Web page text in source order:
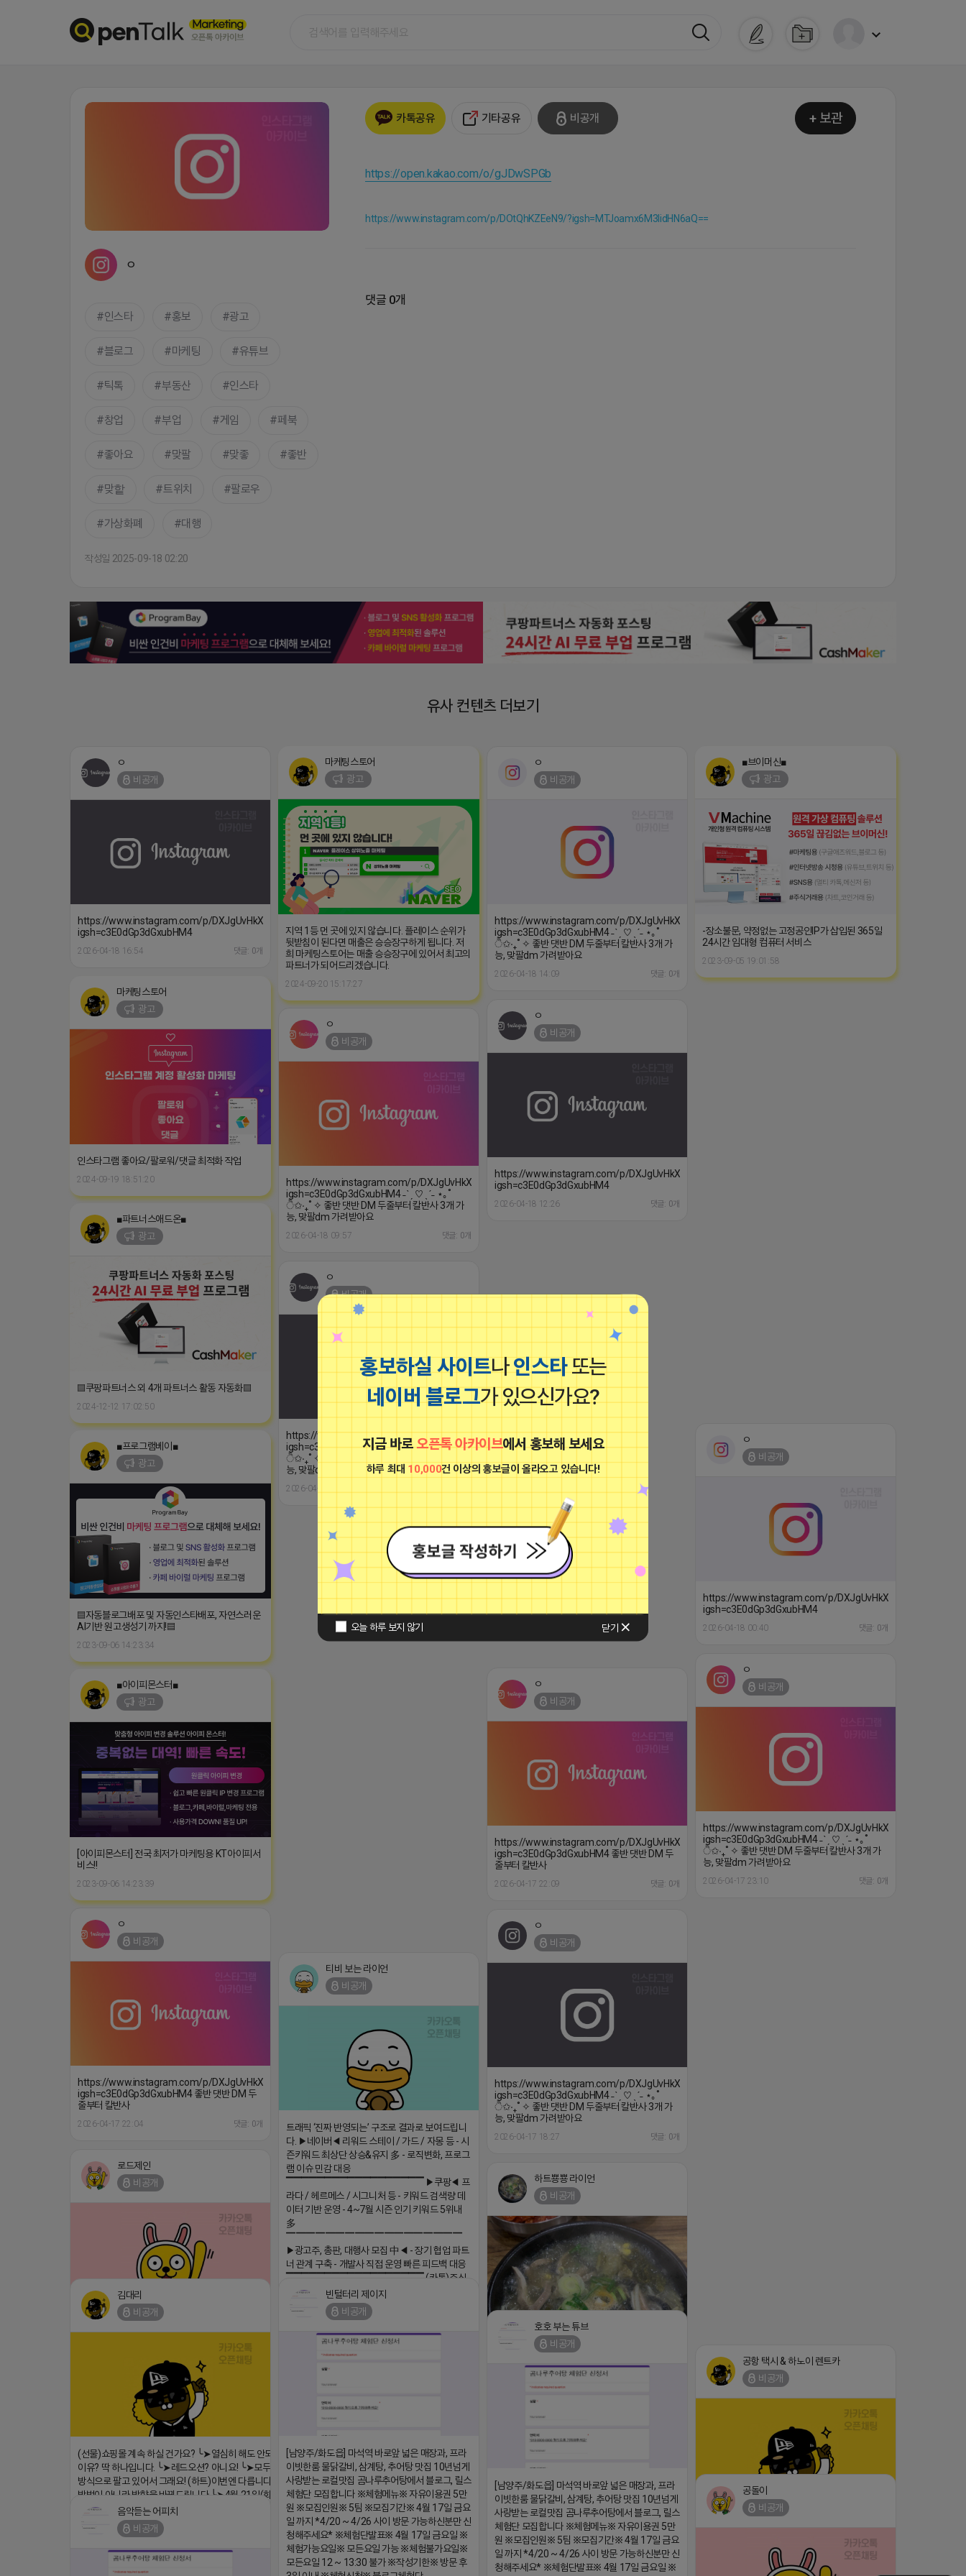
홍보하실 사이트나인스타또는
네이버 블로그가 있으신가요?
지금 바로오픈톡 아카이브에서 홍보해 보세요
하루 최대 10,000건 이상의 홍보글이 올라오고 있습니다!
오늘 하루 보지 않기 닫기
ㅇ
인스타 홍보 광고
블로그 마케팅 유튜브
틱톡 부동산 인스타
창업 부업 게임 페북
좋아요 맞팔 맞좋 좋반
맞핱 트위치 팔로우
가상화폐 대행
작성일 2025-09-18 02:20
카톡공유 기타공유 비공개 + 보관
https://open.kakao.com/o/gJDwSPGb
https://www.instagram.com/p/DOtQhKZEeN9/?igsh=MTJoamx6M3lidHN6aQ==
댓글 0개
유사 컨텐츠 더보기
ㅇ
비공개
https://www.instagram.com/p/DXJgUvHkXss/?
igsh=c3E0dGp3dGxubHM4
2026-04-18 16:54 댓글: 0개
마케팅스토어
광고
지역 1등 먼 곳에 있지 않습니다. 플레이스 순위가
뒷받침이 된다면 매출은 승승장구하게 됩니다. 저
희 마케팅스토어는 매출 승승장구에 있어서 최고의
파트너가 되어드리겠습니다.
2024-09-20 15:17:27
ㅇ
비공개
https://www.instagram.com/p/DXJgUvHkXss/?
igsh=c3E0dGp3dGxubHM4 ˗ˋˏ ♡ ˎˊ˗ ⋆｡˚
ੈ✩‧₊˚ ✧ 좋반 댓반 DM 두줄부터 칼반사 3개 가
능, 맞팔dm 가려받아요
2026-04-18 14:09 댓글: 0개
■브이머신■
광고
-장소불문, 약정없는 고정공인IP가 삽입된 365일
24시간 임대형 컴퓨터 서비스
2023-09-05 19:01:58
마케팅스토어
광고
인스타그램 좋아요/팔로워/댓글 최적화 작업
2024-09-19 18:51:20
ㅇ
비공개
https://www.instagram.com/p/DXJgUvHkXss/?
igsh=c3E0dGp3dGxubHM4
2026-04-18 12:26 댓글: 0개
ㅇ
비공개
https://www.instagram.com/p/DXJgUvHkXss/?
igsh=c3E0dGp3dGxubHM4 ˗ˋˏ ♡ ˎˊ˗ ⋆｡˚
ੈ✩‧₊˚ ✧ 좋반 댓반 DM 두줄부터 칼반사 3개 가
능, 맞팔dm 가려받아요
2026-04-18 09:57 댓글: 0개
■파트너스애드온■
광고
▤쿠팡파트너스 외 4개 파트너스 활동 자동화▤
2024-12-12 17:02:50
ㅇ
비공개
https://www.instagram.com/p/DXJgUvHkXss/?
igsh=c3E0dGp3dGxubHM4 ˗ˋˏ ♡ ˎˊ˗ ⋆｡˚
ੈ✩‧₊˚ ✧ 좋반 댓반 DM 두줄부터 칼반사 3개 가
능, 맞팔dm 가려받아요
2026-04-18 03:44
ㅇ
비공개
https://www.instagram.com/p/DXJgUvHkXss/?
igsh=c3E0dGp3dGxubHM4
2026-04-18 00:40 댓글: 0개
■프로그램베이■
광고
▤자동블로그배포 및 자동인스타배포, 자연스러운
AI기반 원고생성기 까지!▤
2023-09-06 14:23:34
ㅇ
비공개
https://www.instagram.com/p/DXJgUvHkXss/?
igsh=c3E0dGp3dGxubHM4 ˗ˋˏ ♡ ˎˊ˗ ⋆｡˚
ੈ✩‧₊˚ ✧ 좋반 댓반 DM 두줄부터 칼반사 3개 가
능, 맞팔dm 가려받아요
2026-04-17 23:10 댓글: 0개
ㅇ
비공개
https://www.instagram.com/p/DXJgUvHkXss/?
igsh=c3E0dGp3dGxubHM4 좋반 댓반 DM 두
줄부터 칼반사
2026-04-17 22:09 댓글: 0개
■아이피몬스터■
광고
[아이피몬스터] 전국 최저가 마케팅용 KT아이피서
비스!!
2023-09-06 14:23:39
ㅇ
비공개
https://www.instagram.com/p/DXJgUvHkXss/?
igsh=c3E0dGp3dGxubHM4 좋반 댓반 DM 두
줄부터 칼반사
2026-04-17 22:04 댓글: 0개
ㅇ
비공개
https://www.instagram.com/p/DXJgUvHkXss/?
igsh=c3E0dGp3dGxubHM4 ˗ˋˏ ♡ ˎˊ˗ ⋆｡˚
ੈ✩‧₊˚ ✧ 좋반 댓반 DM 두줄부터 칼반사 3개 가
능, 맞팔dm 가려받아요
2026-04-17 18:27 댓글: 0개
티비 보는 라이언
비공개
트래픽 ‘진짜 반영되는’ 구조로 결과로 보여드립니
다. ▶네이버◀ 리워드 스테이 / 가드 / 자몽 등 - 시
즌키워드 최상단 상승&유지 多 - 로직변화, 프로그
램 이슈 민감 대응
▔▔▔▔▔▔▔▔▔▔▔▔▔▔▔▔▔▔ ▶쿠팡◀ 프
라다 / 헤르메스 / 시그니처 등 - 키워드 검색량 데
이터 기반 운영 - 4~7월 시즌 인기 키워드 5위내
多
▔▔▔▔▔▔▔▔▔▔▔▔▔▔▔▔▔▔
▶광고주, 총판, 대행사 모집 中◀ - 장기 협업 파트
너 관계 구축 - 개발사 직접 운영 빠른 피드백 대응
▔▔▔▔▔▔▔▔▔▔▔▔▔▔▔▔▔▔ (카톡)주식
회사 더 풀림 https://더풀림상담.enn.kr https://
더풀림상담.enn.kr
로드제인
비공개
⛔️ 투자금 0원 부업 ➡️ 내일 밤 9시 ⛔️
댓글:20개
하트뿅뿅 라이언
비공개
https://m.blog.naver.com/wlgus1647/224253846149
2026-04-18 17:23
빈털터리 제이지
비공개
[남양주/화도읍] 마석역 바로앞 넓은 매장과, 프라
이빗한룸 물닭갈비, 삼계탕, 추어탕 맛집 10년넘게
사랑받는 로컬맛집 곰나루추어탕에서 블로그, 릴스
체험단 모집합니다 ※체험메뉴※ 자유이용권 5만
원 ※모집인원※ 5팀 ※모집기간※ 4월 17일 금요
일 까지 *4/20 ~ 4/26 사이 방문 가능하신분만 신
청해주세요* ※체험단발표※ 4월 17일 금요일 ※
체험가능요일※ 모든요일 가능 ※체험불가요일※
모든요일 12 ~ 13:30 불가 ※작성기한※ 방문 후
김대리
비공개
(선물)쇼핑몰 계속 하실 건가요? ╰➤열심히 해도 안되는
이유? 딱 하나입니다. ╰➤레드오션? 아니요! ╰➤모두 같은
방식으로 팔고 있어서 그래요! (하트)이번엔 다릅니다. ╰➤
방법이 아니라 방향을 바꿔드립니다 ╰➤4월 21일(화) 저
녁9시 ╰➤지금 구조를 바꿀 마지막 기회
https://blog.naver.com/eocomim/224250518436
호호 부는 튜브
비공개
[남양주/화도읍] 마석역 바로앞 넓은 매장과, 프라
이빗한룸 물닭갈비, 삼계탕, 추어탕 맛집 10년넘게
사랑받는 로컬맛집 곰나루추어탕에서 블로그, 릴스
체험단 모집합니다 ※체험메뉴※ 자유이용권 5만
원 ※모집인원※ 5팀 ※모집기간※ 4월 17일 금요
일 까지 *4/20 ~ 4/26 사이 방문 가능하신분만 신
청해주세요* ※체험단발표※ 4월 17일 금요일 ※
공항 택시 & 하노이 렌트카
비공개
(star) 안녕하십니까 (star)
댓글:20개
공돌이
비공개
음악듣는 어피치
비공개